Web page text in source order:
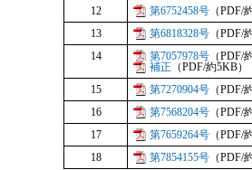
12
第6752458号 （
13
第6818328号 （
14
第7057978号 （PDF/
補正 （PDF/約5KB）
15
第7270904号 （
16
第7568204号 （
17
第7659264号 （
18
第7854155号 （